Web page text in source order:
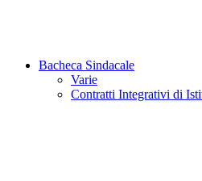
Bacheca Sindacale
Varie
Contratti Integrativi di